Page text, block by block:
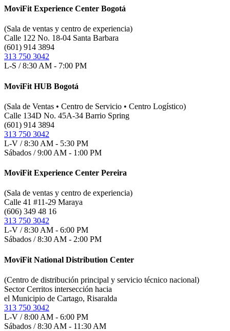
MoviFit Experience Center Bogotá
(Sala de ventas y centro de experiencia)
Calle 122 No. 18-04 Santa Barbara
(601) 914 3894
313 750 3042
L-S / 8:30 AM - 7:00 PM
MoviFit HUB Bogotá
(Sala de Ventas • Centro de Servicio • Centro Logístico)
Calle 134D No. 45A-34 Barrio Spring
(601) 914 3894
313 750 3042
L-V / 8:30 AM - 5:30 PM
Sábados / 9:00 AM - 1:00 PM
MoviFit Experience Center Pereira
(Sala de ventas y centro de experiencia)
Calle 41 #11-29 Maraya
(606) 349 48 16
313 750 3042
L-V / 8:30 AM - 6:00 PM
Sábados / 8:30 AM - 2:00 PM
MoviFit National Distribution Center
(Centro de distribución principal y servicio técnico nacional)
Sector Cerritos intersección hacia
el Municipio de Cartago, Risaralda
313 750 3042
L-V / 8:00 AM - 6:00 PM
Sábados / 8:30 AM - 11:30 AM